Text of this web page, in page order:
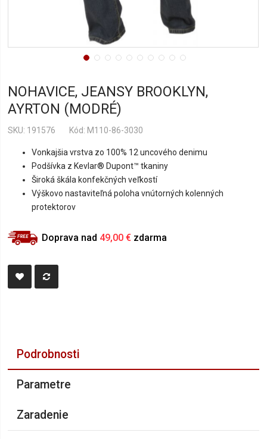
NOHAVICE, JEANSY BROOKLYN,
AYRTON (MODRÉ)
SKU 191576 Kód: M110-86-3030
Vonkajšia vrstva zo 100% 12 uncového denimu
Podšívka z Kevlar® Dupont™ tkaniny
Široká škála konfekčných veľkostí
Výškovo nastaviteľná poloha vnútorných kolenných
protektorov
Doprava nad 49,00 € zdarma
Podrobnosti
Parametre
Zaradenie